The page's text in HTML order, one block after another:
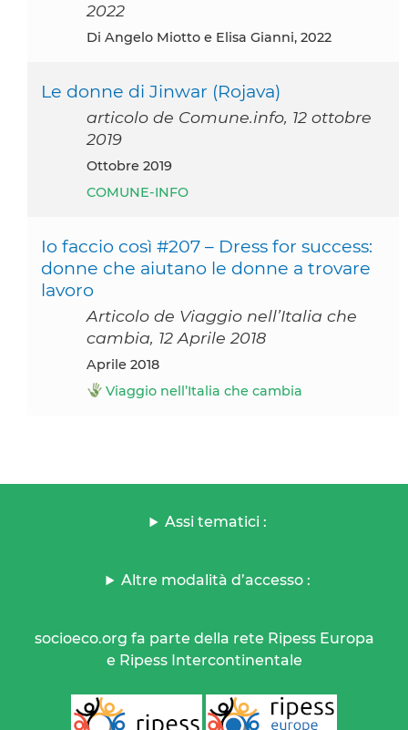
2022
di Angelo Miotto e Elisa Gianni, 2022
Le donne di Jinwar (Rojava)
articolo de Comune.info, 12 ottobre
2019
ottobre 2019
COMUNE-INFO
Io faccio così #207 – Dress for success:
donne che aiutano le donne a trovare
lavoro
Articolo de Viaggio nell’Italia che
cambia, 12 Aprile 2018
aprile 2018
Viaggio nell’Italia che cambia
Assi tematici :
Altre modalità d’accesso :
socioeco.org fa parte della rete Ripess Europa
e Ripess Intercontinentale